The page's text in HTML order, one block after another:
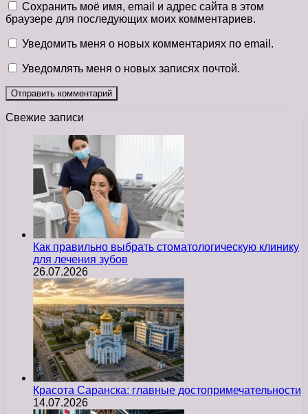
Сохранить моё имя, email и адрес сайта в этом
браузере для последующих моих комментариев.
Уведомить меня о новых комментариях по email.
Уведомлять меня о новых записях почтой.
Свежие записи
Как правильно выбрать стоматологическую клинику
для лечения зубов
26.07.2026
Красота Саранска: главные достопримечательности
14.07.2026